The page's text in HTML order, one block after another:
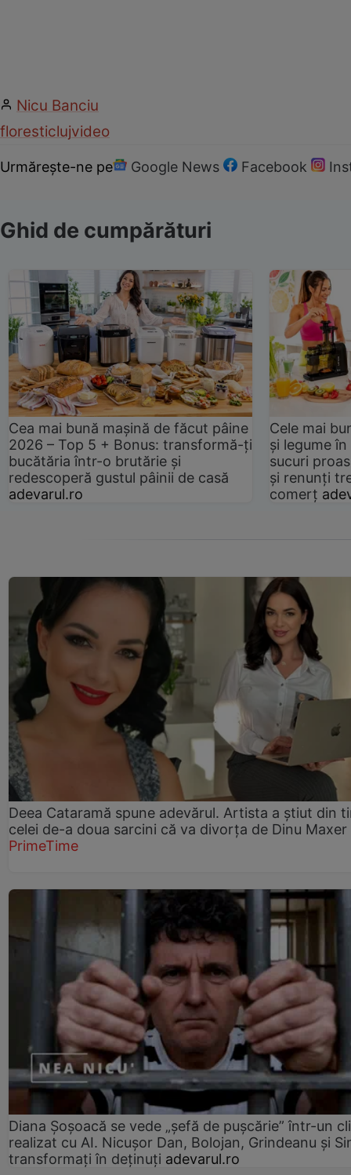
Nicu Banciu
floresticlujvideo
Urmărește-ne pe Google News Facebook
Ghid de cumpărături
Cea mai bună mașină de făcut pâine
2026 – Top 5 + Bonus: transformă-ți
bucătăria într-o brutărie și
redescoperă gustul pâinii de casă
adevarul.ro
Cele mai
și legume
sucuri
și renunți
comerț
Deea Cataramă spune adevărul. Artista a știut din
celei de-a doua sarcini că va divorța de Dinu Maxer
PrimeTime
Diana Șoșoacă se vede „șefă de pușcărie” într-un
realizat cu AI. Nicușor Dan, Bolojan, Grindeanu și
transformați în deținuți adevarul.ro